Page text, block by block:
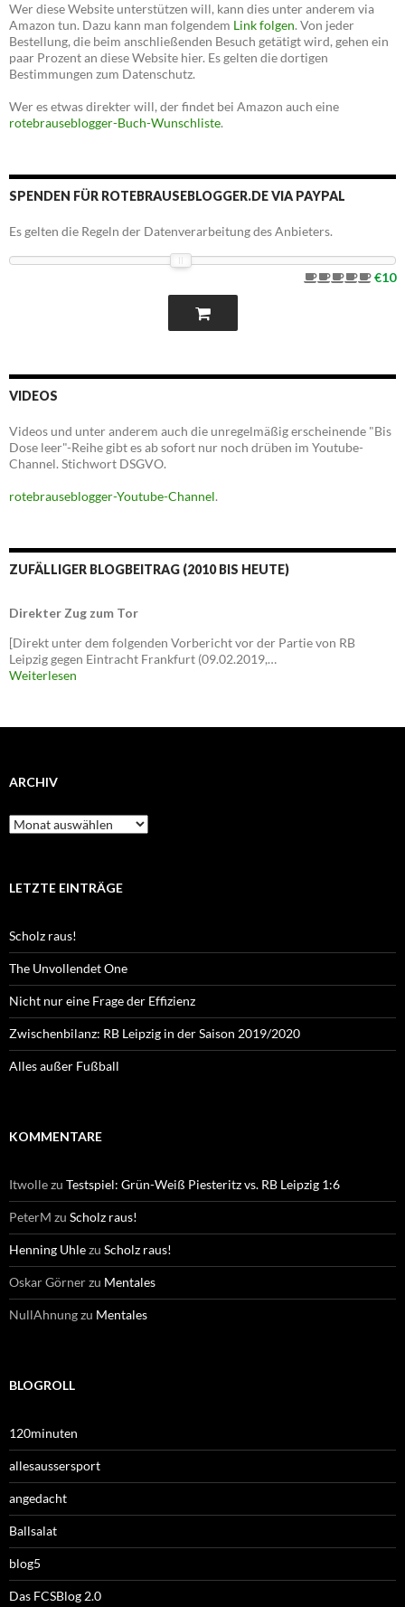
Wer diese Website unterstützen will, kann dies unter anderem via
Amazon tun. Dazu kann man folgendem Link folgen. Von jeder
Bestellung, die beim anschließenden Besuch getätigt wird, gehen ein
paar Prozent an diese Website hier. Es gelten die dortigen
Bestimmungen zum Datenschutz.
Wer es etwas direkter will, der findet bei Amazon auch eine
rotebrauseblogger-Buch-Wunschliste.
SPENDEN FÜR ROTEBRAUSEBLOGGER.DE VIA PAYPAL
Es gelten die Regeln der Datenverarbeitung des Anbieters.
€10
VIDEOS
Videos und unter anderem auch die unregelmäßig erscheinende "Bis
Dose leer"-Reihe gibt es ab sofort nur noch drüben im Youtube-
Channel. Stichwort DSGVO.
rotebrauseblogger-Youtube-Channel.
ZUFÄLLIGER BLOGBEITRAG (2010 BIS HEUTE)
Direkter Zug zum Tor
[Direkt unter dem folgenden Vorbericht vor der Partie von RB
Leipzig gegen Eintracht Frankfurt (09.02.2019,…
Weiterlesen
ARCHIV
Archiv
LETZTE EINTRÄGE
Scholz raus!
The Unvollendet One
Nicht nur eine Frage der Effizienz
Zwischenbilanz: RB Leipzig in der Saison 2019/2020
Alles außer Fußball
KOMMENTARE
Itwollezu Testspiel: Grün-Weiß Piesteritz vs. RB Leipzig 1:6
PeterM zu Scholz raus!
Henning Uhlezu Scholz raus!
Oskar Görnerzu Mentales
NullAhnungzu Mentales
BLOGROLL
120minuten
allesaussersport
angedacht
Ballsalat
blog5
Das FCSBlog 2.0